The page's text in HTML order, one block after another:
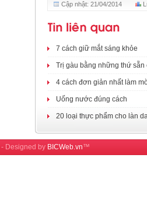
Cập nhật: 21/04/2014
7 cách giữ mắt sáng khỏe
Trị gàu bằng những thứ sẵn
4 cách đơn giản nhất làm
Uống nước đúng cách
20 loại thực phẩm cho làn
- Designed by BICWeb.vn™